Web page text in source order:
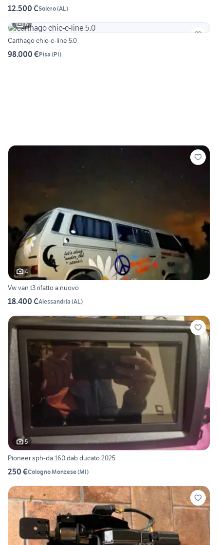
12.500 €Solero(AL)
6
Carthago chic-c-line 5.0
98.000 €Pisa (PI)
4
Vw van t3 rifatto a nuovo
18.400 €Alessandria (AL)
5
Pioneer sph-da 160 dab ducato 2025
250 €Cologno Monzese(MI)